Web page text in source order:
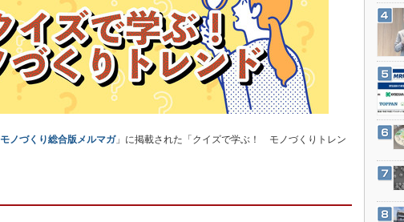
デジタルツインとCAE
S＆OP
インダストリー4.0
イノベーション
製造業ビッグデータ
海外生産
モノづくり総合版メルマガ」に掲載された「クイズで学ぶ！ モノづくりトレン